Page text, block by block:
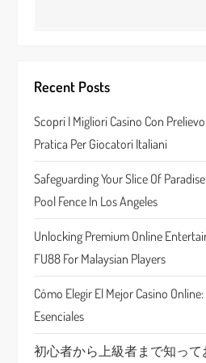
g
a
t
i
o
n
Recent Posts
Scopri I Migliori Casino Con
Pratica Per Giocatori Italiani
Safeguarding Your Slice Of
Pool Fence In Los Angeles
Unlocking Premium Online
FU88 For Malaysian Players
Cómo Elegir El Mejor Casino
Esenciales
初心者から上級者まで知っ